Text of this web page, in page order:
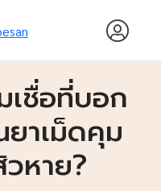
เชื่อที่บอก
ยาเม็ดคุม
วหาย?